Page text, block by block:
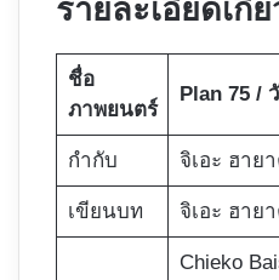
รายละเอียดเกี่
ชื่อ
ภาพยนตร์
Plan 75 /
กำกับ จิเอะ ฮาย
เขียนบท จิเอะ ฮาย
Chieko